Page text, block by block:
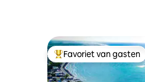
Topfavoriet van gasten
Favoriet van gasten